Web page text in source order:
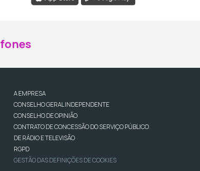
A EMPRESA
CONSELHO GERAL INDEPENDENTE
CONSELHO DE OPINIÃO
CONTRATO DE CONCESSÃO DO SERVIÇO PÚBLICO
DE RÁDIO E TELEVISÃO
RGPD
GESTÃO DAS DEFINIÇÕES DE COOKIES